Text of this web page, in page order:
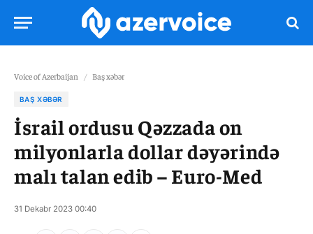
Voice of Azerbaijan / Baş xəbər
BAŞ XƏBƏR
İsrail ordusu Qəzzada on
milyonlarla dollar dəyərində
malı talan edib – Euro-Med
31 Dekabr 2023 00:40